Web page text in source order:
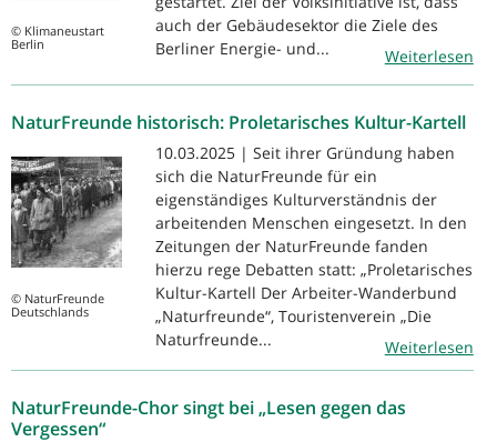
© Klimaneustart
Berlin
auch der Gebäudesektor die Ziele des
Berliner Energie- und...
Weiterlesen
NaturFreunde historisch: Proletarisches Kultur-Kartell
© NaturFreunde
Deutschlands
10.03.2025 | Seit ihrer Gründung haben
sich die NaturFreunde für ein
eigenständiges Kulturverständnis der
arbeitenden Menschen eingesetzt. In den
Zeitungen der NaturFreunde fanden
hierzu rege Debatten statt: „Proletarisches
Kultur-Kartell Der Arbeiter-Wanderbund
„Naturfreunde“, Touristenverein „Die
Naturfreunde...
Weiterlesen
NaturFreunde-Chor singt bei „Lesen gegen das
Vergessen“